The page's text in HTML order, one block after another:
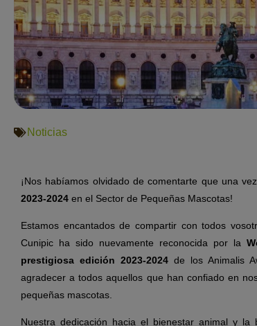
Noticias
¡Nos habíamos olvidado de comentarte que una
2023-2024 en el Sector de Pequeñas Mascotas!
Estamos encantados de compartir con todos
Cunipic ha sido nuevamente reconocida por la
prestigiosa edición 2023-2024 de los Animalis
agradecer a todos aquellos que han confiado en
pequeñas mascotas.
Nuestra dedicación hacia el bienestar animal y